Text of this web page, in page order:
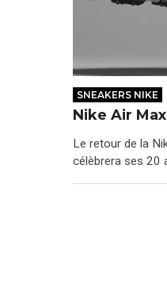
SNEAKERS NIKE
Nike Air
Le retour de la
célèbrera ses 20